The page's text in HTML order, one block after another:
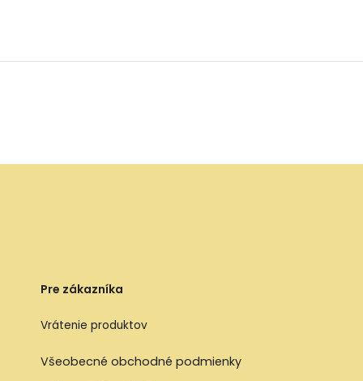
Pre zákazníka
Vrátenie produktov
Všeobecné obchodné podmienky